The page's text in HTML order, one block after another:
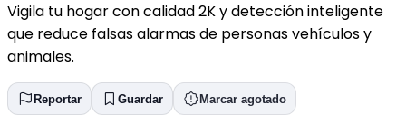
Vigila tu hogar con calidad 2K y detección inteligente
que reduce falsas alarmas de personas vehículos y
animales.
Reportar Guardar Marcar agotado